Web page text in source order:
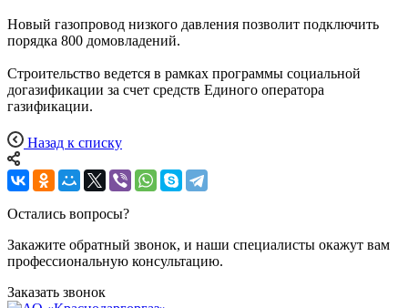
Новый газопровод низкого давления позволит подключить
порядка 800 домовладений.
Строительство ведется в рамках программы социальной
догазификации за счет средств Единого оператора
газификации.
Назад к списку
Остались вопросы?
Закажите обратный звонок, и наши специалисты окажут вам
профессиональную консультацию.
Заказать звонок